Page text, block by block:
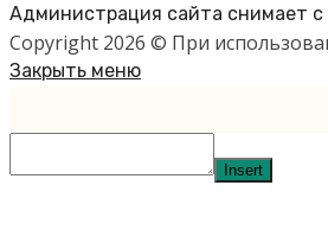
Администрация сайта снимает с
Copyright 2026 © При
Закрыть меню
Insert